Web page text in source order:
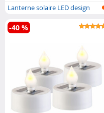
Lanterne solaire LED design
asiatiq..
-40 %